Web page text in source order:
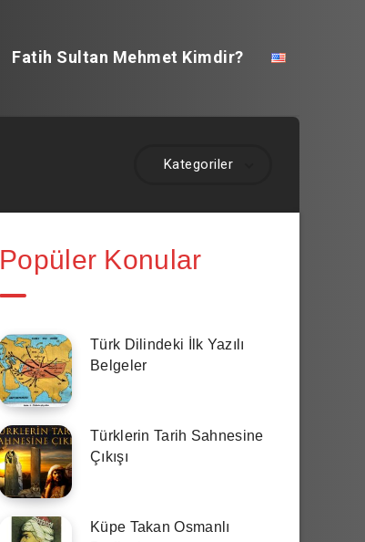
Fatih Sultan Mehmet Kimdir?
Kategoriler
Popüler Konular
Türk Dilindeki İlk Yazılı
Belgeler
Türklerin Tarih Sahnesine
Çıkışı
Küpe Takan Osmanlı